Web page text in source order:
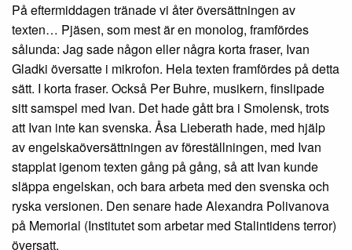
På eftermiddagen tränade vi åter översättningen av
texten… Pjäsen, som mest är en monolog, framfördes
sålunda: Jag sade någon eller några korta fraser, Ivan
Gladki översatte i mikrofon. Hela texten framfördes på detta
sätt. I korta fraser. Också Per Buhre, musikern, finslipade
sitt samspel med Ivan. Det hade gått bra i Smolensk, trots
att Ivan inte kan svenska. Åsa Lieberath hade, med hjälp
av engelskaöversättningen av föreställningen, med Ivan
stapplat igenom texten gång på gång, så att Ivan kunde
släppa engelskan, och bara arbeta med den svenska och
ryska versionen. Den senare hade Alexandra Polivanova
på Memorial (Institutet som arbetar med Stalintidens terror)
översatt.